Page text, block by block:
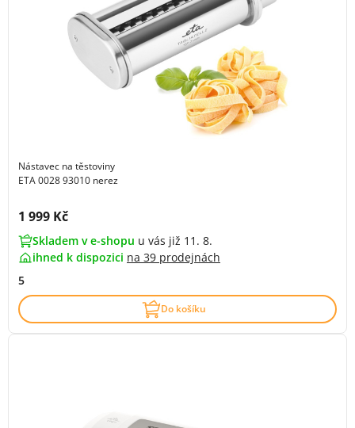
Nástavec na těstoviny
ETA 0028 93010 nerez
Cena s DPH:
1 999 Kč
Skladem v e-shopu u vás již 11. 8.
ihned k dispozici na 39 prodejnách
5
Do košíku